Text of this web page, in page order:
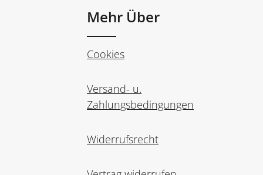
Mehr Über
Cookies
Versand- u.
Zahlungsbedingungen
Widerrufsrecht